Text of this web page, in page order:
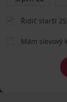
Řidič starší
Mám slevový